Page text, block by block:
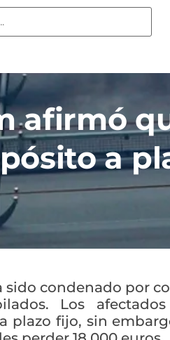
afirmó
a
sido condenado por
Los
plazo fijo, sin